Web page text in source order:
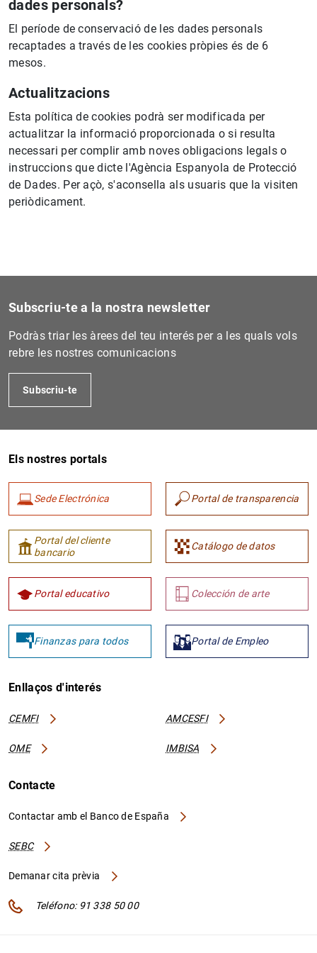
dades personals?
El període de conservació de les dades personals
recaptades a través de les cookies pròpies és de 6
mesos.
Actualitzacions
Esta política de cookies podrà ser modificada per
actualitzar la informació proporcionada o si resulta
necessari per complir amb noves obligacions legals o
instruccions que dicte l'Agència Espanyola de Protecció
de Dades. Per açò, s'aconsella als usuaris que la visiten
periòdicament.
Subscriu-te a la nostra newsletter
Podràs triar les àrees del teu interés per a les quals vols
rebre les nostres comunicacions
Subscriu-te
Els nostres portals
Sede Electrónica Portal de transparencia
Portal del cliente
bancario
Catálogo de datos
Portal educativo Colección de arte
Finanzas para todos Portal de Empleo
Enllaços d'interés
CEMFI AMCESFI
OME IMBISA
Contacte
Contactar amb el Banco de España
SEBC
Demanar cita prèvia
Teléfono: 91 338 50 00